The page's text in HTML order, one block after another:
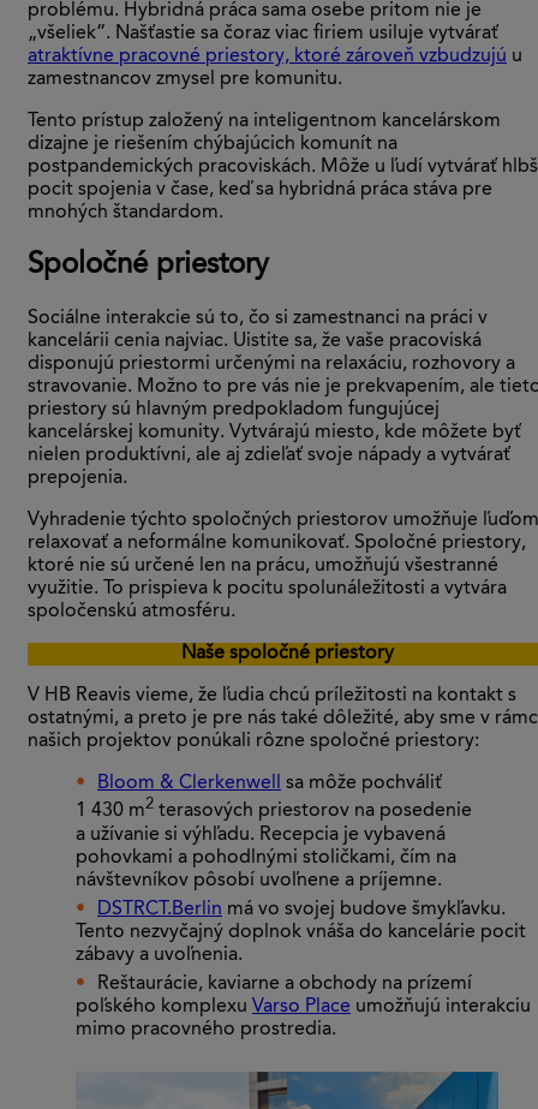
problému. Hybridná práca sama osebe pritom nie je
„všeliek”. Našťastie sa čoraz viac firiem usiluje vytvárať
atraktívne pracovné priestory, ktoré zároveň vzbudzujú u
zamestnancov zmysel pre komunitu.
Tento prístup založený na inteligentnom kancelárskom
dizajne je riešením chýbajúcich komunít na
postpandemických pracoviskách. Môže u ľudí vytvárať
pocit spojenia v čase, keď sa hybridná práca stáva pre
mnohých štandardom.
Spoločné priestory
Sociálne interakcie sú to, čo si zamestnanci na práci v
kancelárii cenia najviac. Uistite sa, že vaše pracoviská
disponujú priestormi určenými na relaxáciu, rozhovory a
stravovanie. Možno to pre vás nie je prekvapením, ale
priestory sú hlavným predpokladom fungujúcej
kancelárskej komunity. Vytvárajú miesto, kde môžete byť
nielen produktívni, ale aj zdieľať svoje nápady a vytvárať
prepojenia.
Vyhradenie týchto spoločných priestorov umožňuje ľuďom
relaxovať a neformálne komunikovať. Spoločné priestory,
ktoré nie sú určené len na prácu, umožňujú všestranné
využitie. To prispieva k pocitu spolunáležitosti a vytvára
spoločenskú atmosféru.
Naše spoločné priestory
V HB Reavis vieme, že ľudia chcú príležitosti na kontakt s
ostatnými, a preto je pre nás také dôležité, aby sme v
našich projektov ponúkali rôzne spoločné priestory:
Bloom & Clerkenwell sa môže pochváliť
1 430 m2 terasových priestorov na posedenie
a užívanie si výhľadu. Recepcia je vybavená
pohovkami a pohodlnými stoličkami, čím na
návštevníkov pôsobí uvoľnene a príjemne.
DSTRCT.Berlin má vo svojej budove šmykľavku.
Tento nezvyčajný doplnok vnáša do kancelárie pocit
zábavy a uvoľnenia.
Reštaurácie, kaviarne a obchody na prízemí
poľského komplexu Varso Place umožňujú interakciu
mimo pracovného prostredia.